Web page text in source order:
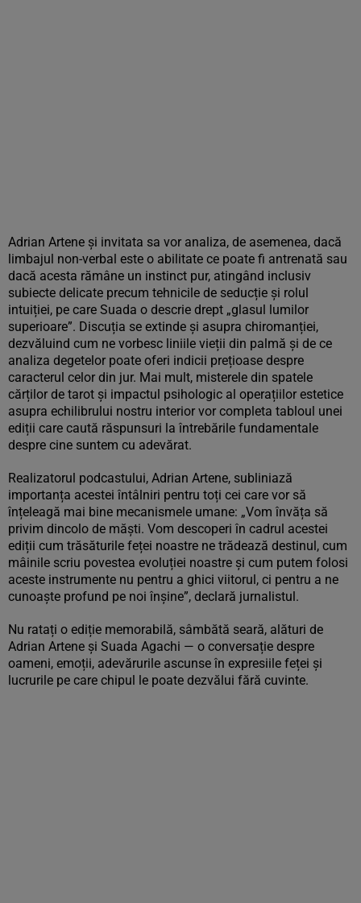
Adrian Artene și invitata sa vor analiza, de asemenea, dacă
limbajul non-verbal este o abilitate ce poate fi antrenată sau
dacă acesta rămâne un instinct pur, atingând inclusiv
subiecte delicate precum tehnicile de seducție și rolul
intuiției, pe care Suada o descrie drept „glasul lumilor
superioare”. Discuția se extinde și asupra chiromanției,
dezvăluind cum ne vorbesc liniile vieții din palmă și de ce
analiza degetelor poate oferi indicii prețioase despre
caracterul celor din jur. Mai mult, misterele din spatele
cărților de tarot și impactul psihologic al operațiilor estetice
asupra echilibrului nostru interior vor completa tabloul unei
ediții care caută răspunsuri la întrebările fundamentale
despre cine suntem cu adevărat.
Realizatorul podcastului, Adrian Artene, subliniază
importanța acestei întâlniri pentru toți cei care vor să
înțeleagă mai bine mecanismele umane: „Vom învăța să
privim dincolo de măști. Vom descoperi în cadrul acestei
ediții cum trăsăturile feței noastre ne trădează destinul, cum
mâinile scriu povestea evoluției noastre și cum putem folosi
aceste instrumente nu pentru a ghici viitorul, ci pentru a ne
cunoaște profund pe noi înșine”, declară jurnalistul.
Nu ratați o ediție memorabilă, sâmbătă seară, alături de
Adrian Artene și Suada Agachi — o conversație despre
oameni, emoții, adevărurile ascunse în expresiile feței și
lucrurile pe care chipul le poate dezvălui fără cuvinte.